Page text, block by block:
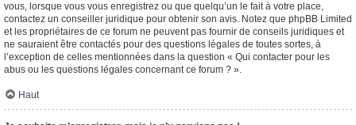
vous, lorsque vous vous enregistrez ou que quelqu’un le fait à votre place,
contactez un conseiller juridique pour obtenir son avis. Notez que phpBB Limited
et les propriétaires de ce forum ne peuvent pas fournir de conseils juridiques et
ne sauraient être contactés pour des questions légales de toutes sortes, à
l’exception de celles mentionnées dans la question « Qui contacter pour les
abus ou les questions légales concernant ce forum ? ».
Haut